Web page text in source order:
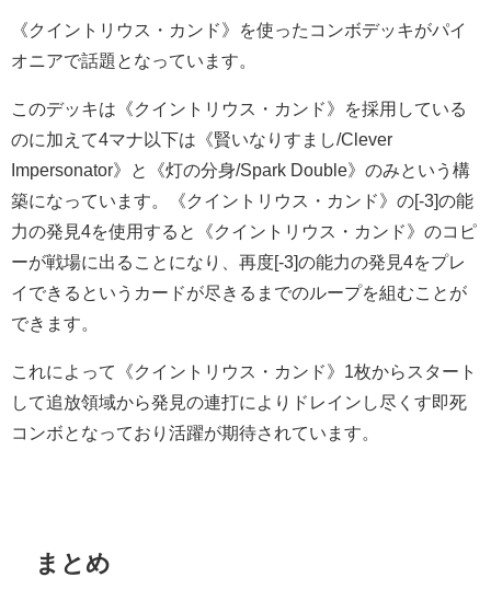
《クイントリウス・カンド》を使ったコンボデッキがパイ
オニアで話題となっています。
このデッキは《クイントリウス・カンド》を採用している
のに加えて4マナ以下は《賢いなりすまし/Clever
Impersonator》と《灯の分身/Spark Double》のみという構
築になっています。
《クイントリウス・カンド》の[-3]の能
力の発見4を使用すると《クイントリウス・カンド》のコピ
ーが戦場に出ることになり、再度[-3]の能力の発見4をプレ
イできるというカードが尽きるまでのループを組むことが
できます。
これによって
《クイントリウス・カンド》1枚からスタート
して追放領域から発見の連打によりドレインし尽くす即死
コンボとなっており活躍が期待されています。
まとめ